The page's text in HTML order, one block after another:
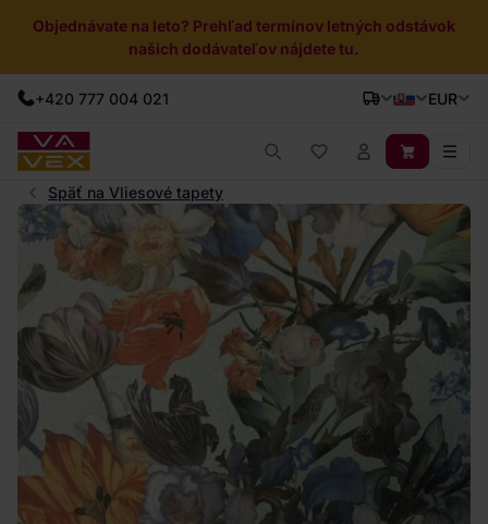
Objednávate na leto? Prehľad termínov letných odstávok
našich dodávateľov nájdete tu.
+420 777 004 021 EUR
Späť na Vliesové tapety